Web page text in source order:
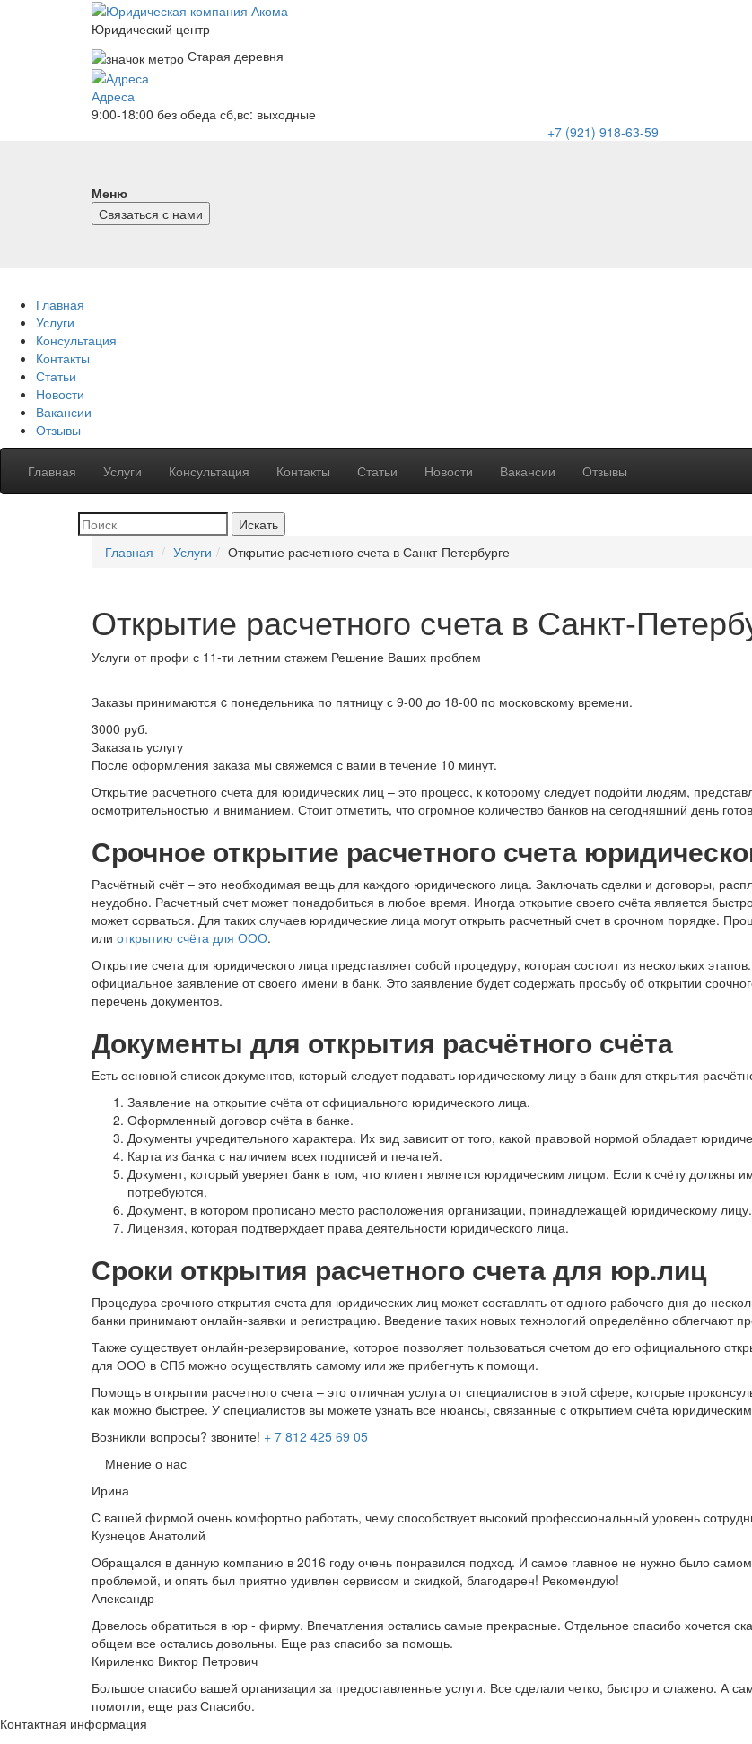
Юридический центр
Старая деревня
Адреса
9:00-18:00 без обеда сб,вс: выходные
+7 (921) 918-63-59
Меню
Связаться с нами
Главная
Услуги
Консультация
Контакты
Статьи
Новости
Вакансии
Отзывы
Главная Услуги Консультация Контакты Статьи Новости Вакансии Отзывы
Главная Услуги Открытие расчетного счета в Санкт-Петербурге
Открытие расчетного счета в Санкт-
Услуги от профи с 11-ти летним стажем Решение Ваших проблем
Заказы принимаются c понедельника по пятницу с 9-00 до 18-00 по московскому времени.
3000 руб.
Заказать услугу
После оформления заказа мы свяжемся с вами в течение 10 минут.
Открытие расчетного счета для юридических лиц – это процесс, к которому следует подойти людям,
осмотрительностью и вниманием. Стоит отметить, что огромное количество банков на сегодняшний день
Срочное открытие расчетного счета
Расчётный счёт – это необходимая вещь для каждого юридического лица. Заключать сделки и договоры,
неудобно. Расчетный счет может понадобиться в любое время. Иногда открытие своего счёта является
может сорваться. Для таких случаев юридические лица могут открыть расчетный счет в срочном порядке.
или открытию счёта для ООО.
Открытие счета для юридического лица представляет собой процедуру, которая состоит из нескольких
официальное заявление от своего имени в банк. Это заявление будет содержать просьбу об открытии
перечень документов.
Документы для открытия расчётного счёта
Есть основной список документов, который следует подавать юридическому лицу в банк для открытия
Заявление на открытие счёта от официального юридического лица.
Оформленный договор счёта в банке.
Документы учредительного характера. Их вид зависит от того, какой правовой нормой обладает
Карта из банка с наличием всех подписей и печатей.
Документ, который уверяет банк в том, что клиент является юридическим лицом. Если к счёту должны
потребуются.
Документ, в котором прописано место расположения организации, принадлежащей юридическому лицу.
Лицензия, которая подтверждает права деятельности юридического лица.
Сроки открытия расчетного счета для юр.лиц
Процедура срочного открытия счета для юридических лиц может составлять от одного рабочего дня до
банки принимают онлайн-заявки и регистрацию. Введение таких новых технологий определённо облегчают
Также существует онлайн-резервирование, которое позволяет пользоваться счетом до его официального
для ООО в СПб можно осуществлять самому или же прибегнуть к помощи.
Помощь в открытии расчетного счета – это отличная услуга от специалистов в этой сфере, которые
как можно быстрее. У специалистов вы можете узнать все нюансы, связанные с открытием счёта
Возникли вопросы? звоните! + 7 812 425 69 05
Мнение о нас
Ирина
С вашей фирмой очень комфортно работать, чему способствует высокий профессиональный уровень
Кузнецов Анатолий
Обращался в данную компанию в 2016 году очень понравился подход. И самое главное не нужно было
проблемой, и опять был приятно удивлен сервисом и скидкой, благодарен! Рекомендую!
Александр
Довелось обратиться в юр - фирму. Впечатления остались самые прекрасные. Отдельное спасибо хочется
общем все остались довольны. Еще раз спасибо за помощь.
Кириленко Виктор Петрович
Большое спасибо вашей организации за предоставленные услуги. Все сделали четко, быстро и слажено. А
помогли, еще раз Спасибо.
Контактная информация